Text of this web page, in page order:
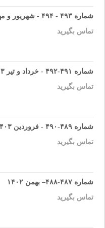
شماره ۴۹۳ - ۴۹۴ - شهریور و مهر ۱۴۰۳
تماس بگیرید
شماره ۴۹۱-۴۹۲ - خرداد و تیر ۱۴۰۳
تماس بگیرید
شماره ۴۸۹-۴۹۰ - فروردین ۱۴۰۳
تماس بگیرید
شماره ۴۸۷-۴۸۸– بهمن ۱۴۰۲
تماس بگیرید